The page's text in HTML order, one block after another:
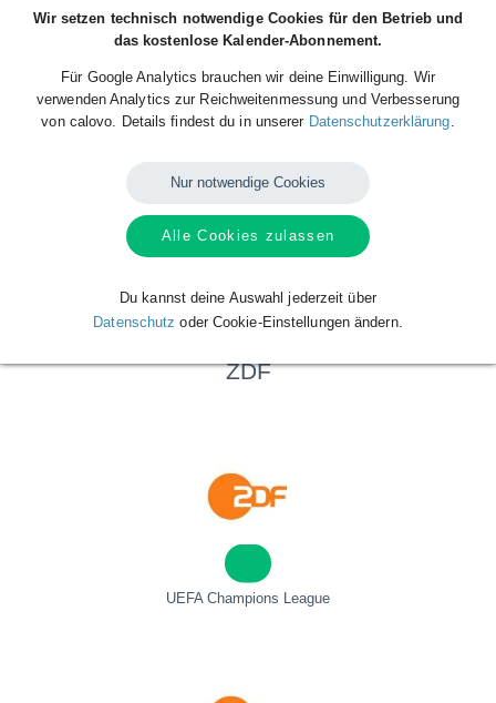
Hubert und Staller
Previous Next
Alle Kalender von ARD - Das Erste anzeigen
ZDF
UEFA Champions League
Wir setzen technisch notwendige Cookies für den Betrieb und
das kostenlose Kalender-Abonnement.
Für Google Analytics brauchen wir deine Einwilligung. Wir
verwenden Analytics zur Reichweitenmessung und Verbesserung
von calovo. Details findest du in unserer Datenschutzerklärung.
Nur notwendige Cookies
Alle Cookies zulassen
Du kannst deine Auswahl jederzeit über
Datenschutz oder Cookie-Einstellungen ändern.